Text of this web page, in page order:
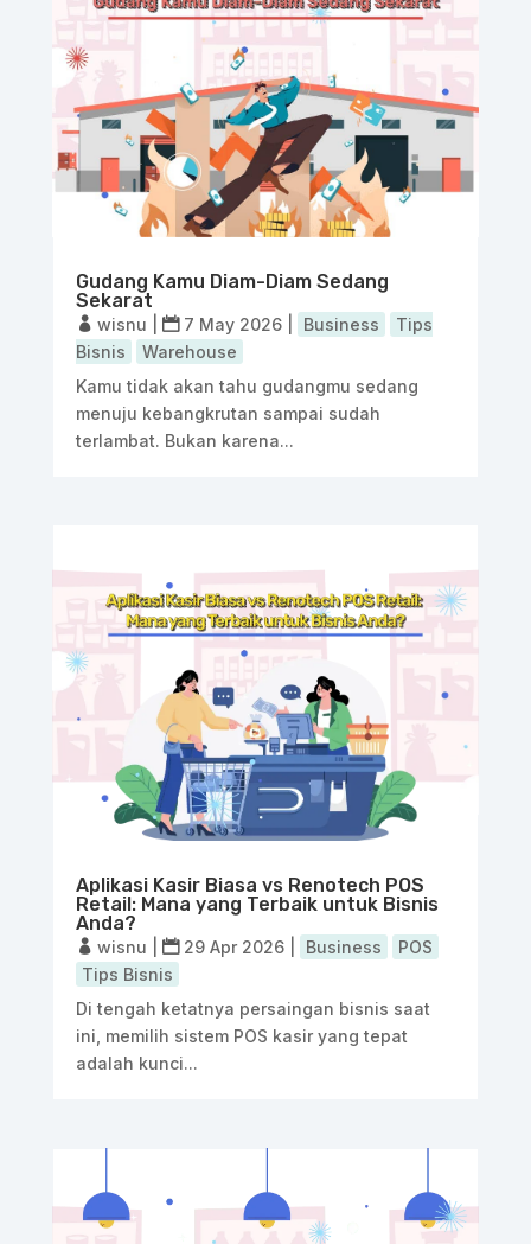
Gudang Kamu Diam-Diam Sedang
Sekarat
wisnu 7 May 2026| Business
Tips
Bisnis
Warehouse
Kamu tidak akan tahu gudangmu sedang
menuju kebangkrutan sampai sudah
terlambat. Bukan karena...
Aplikasi Kasir Biasa vs Renotech POS
Retail: Mana yang Terbaik untuk Bisnis
Anda?
wisnu 29 Apr 2026| Business
POS
Tips Bisnis
Di tengah ketatnya persaingan bisnis saat
ini, memilih sistem POS kasir yang tepat
adalah kunci...